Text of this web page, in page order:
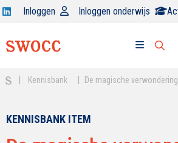
Open
op
Inloggen Inloggen onderwijs
Open
Kennisbank De magische
KENNISBANK ITEM